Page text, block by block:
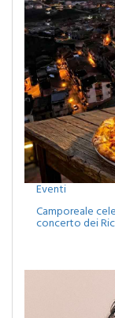
Eventi
Camporeale
concerto dei